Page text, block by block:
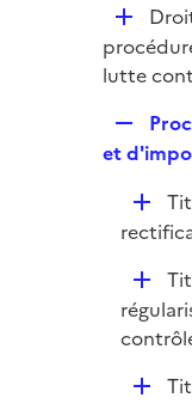
e
r
D
é
p
e
r
lutte
e
l
i
e
r
et
D
é
i
e
D
é
p
D